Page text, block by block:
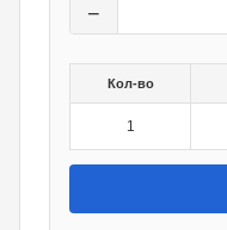
−
Кол-во
1